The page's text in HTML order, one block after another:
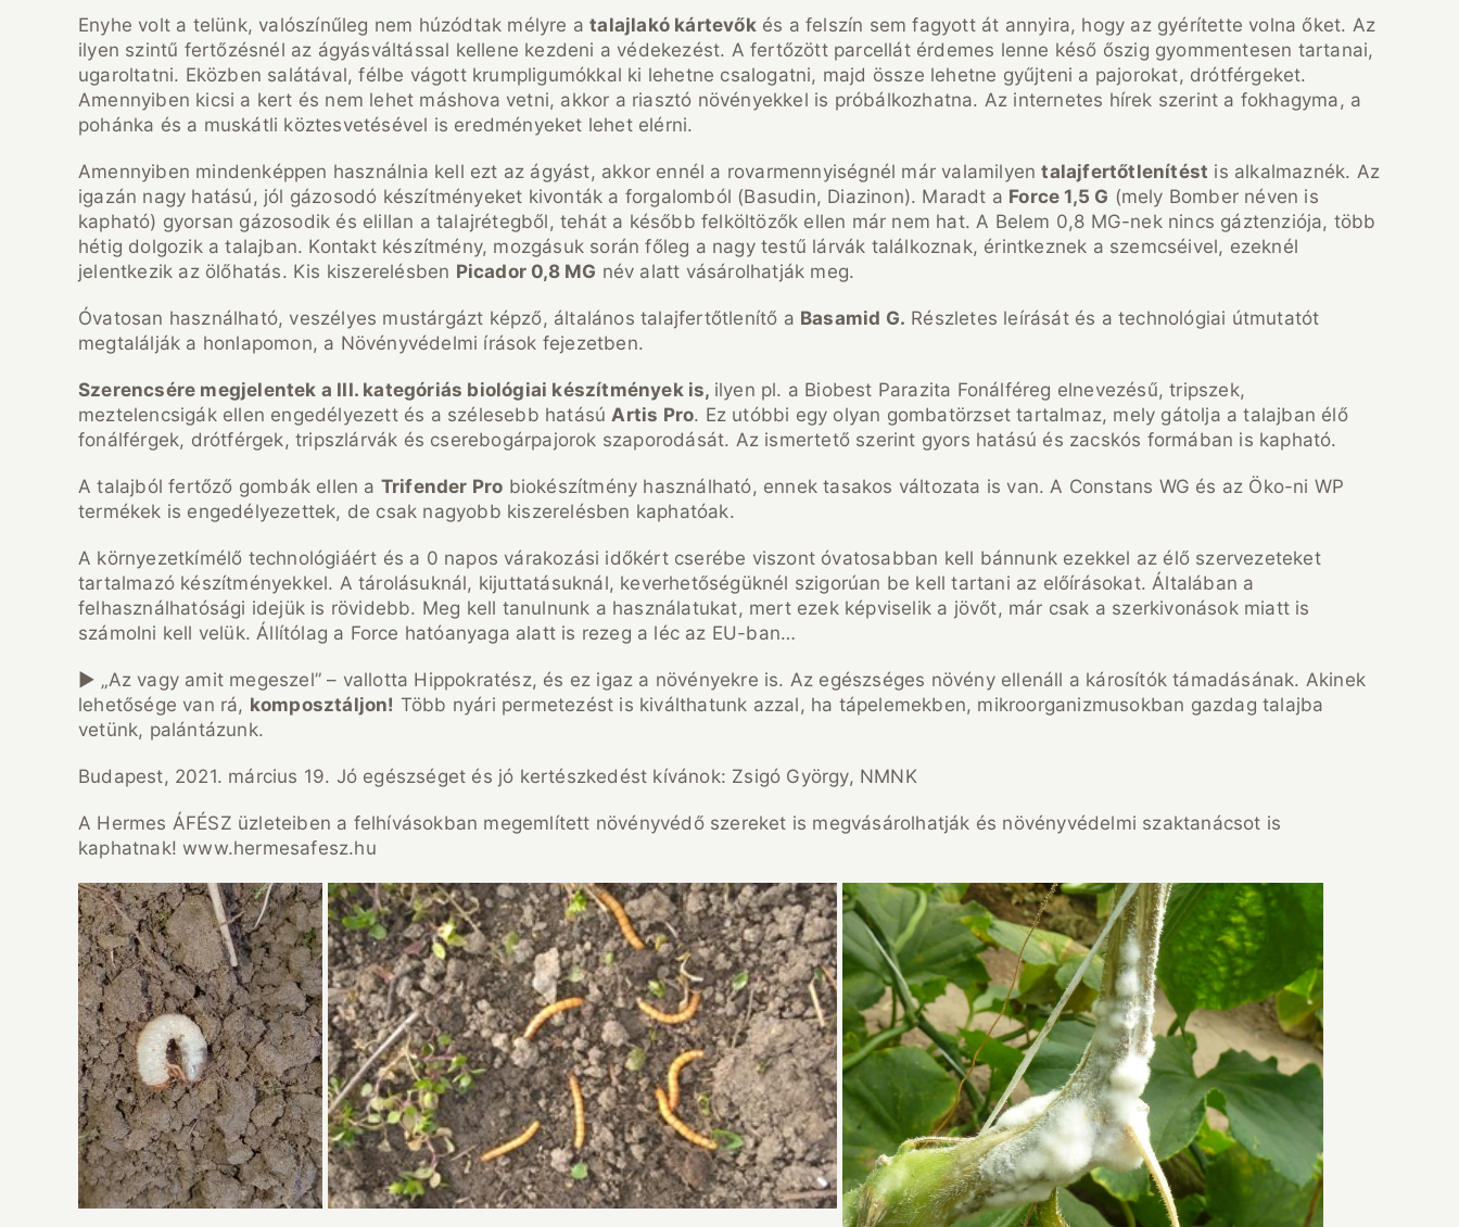
Enyhe volt a telünk, valószínűleg nem húzódtak mélyre atalajlakó kártevőkés a felszín sem fagyott át annyira, hogy az gyérítette volna őket. Az
ilyen szintű fertőzésnél az ágyásváltással kellene kezdeni a védekezést. A fertőzött parcellát érdemes lenne késő őszig gyommentesen tartanai,
ugaroltatni. Eközben salátával, félbe vágott krumpligumókkal ki lehetne csalogatni, majd össze lehetne gyűjteni a pajorokat, drótférgeket.
Amennyiben kicsi a kert és nem lehet máshova vetni, akkor a riasztó növényekkel is próbálkozhatna. Az internetes hírek szerint a fokhagyma, a
pohánka és a muskátli köztesvetésével is eredményeket lehet elérni.
Amennyiben mindenképpen használnia kell ezt az ágyást, akkor ennél a rovarmennyiségnél már valamilyentalajfertőtlenítést is alkalmaznék. Az
igazán nagy hatású, jól gázosodó készítményeket kivonták a forgalomból (Basudin, Diazinon). Maradt a Force 1,5 G (mely Bomber néven is
kapható) gyorsan gázosodik és elillan a talajrétegből, tehát a később felköltözők ellen már nem hat. A Belem 0,8 MG-nek nincs gáztenziója, több
hétig dolgozik a talajban. Kontakt készítmény, mozgásuk során főleg a nagy testű lárvák találkoznak, érintkeznek a szemcséivel, ezeknél
jelentkezik az ölőhatás. Kis kiszerelésben Picador 0,8 MG név alatt vásárolhatják meg.
Óvatosan használható, veszélyes mustárgázt képző, általános talajfertőtlenítő a Basamid G. Részletes leírását és a technológiai útmutatót
megtalálják a honlapomon, a Növényvédelmi írások fejezetben.
Szerencsére megjelentek a III. kategóriás biológiai készítmények is, ilyen pl. a Biobest Parazita Fonálféreg elnevezésű, tripszek,
meztelencsigák ellen engedélyezett és a szélesebb hatásúArtis Pro. Ez utóbbi egy olyan gombatörzset tartalmaz, mely gátolja a talajban élő
fonálférgek, drótférgek, tripszlárvák és cserebogárpajorok szaporodását. Az ismertető szerint gyors hatású és zacskós formában is kapható.
A talajból fertőző gombák ellen a Trifender Pro biokészítmény használható, ennek tasakos változata is van. A Constans WG és az Öko-ni WP
termékek is engedélyezettek, de csak nagyobb kiszerelésben kaphatóak.
A környezetkímélő technológiáért és a 0 napos várakozási időkért cserébe viszont óvatosabban kell bánnunk ezekkel az élő szervezeteket
tartalmazó készítményekkel. A tárolásuknál, kijuttatásuknál, keverhetőségüknél szigorúan be kell tartani az előírásokat. Általában a
felhasználhatósági idejük is rövidebb. Meg kell tanulnunk a használatukat, mert ezek képviselik a jövőt, már csak a szerkivonások miatt is
számolni kell velük. Állítólag a Force hatóanyaga alatt is rezeg a léc az EU-ban…
► „Az vagy amit megeszel” – vallotta Hippokratész, és ez igaz a növényekre is. Az egészséges növény ellenáll a károsítók támadásának. Akinek
lehetősége van rá, komposztáljon! Több nyári permetezést is kiválthatunk azzal, ha tápelemekben, mikroorganizmusokban gazdag talajba
vetünk, palántázunk.
Budapest, 2021. március 19. Jó egészséget és jó kertészkedést kívánok: Zsigó György, NMNK
A Hermes ÁFÉSZ üzleteiben a felhívásokban megemlített növényvédő szereket is megvásárolhatják és növényvédelmi szaktanácsot is
kaphatnak! www.hermesafesz.hu